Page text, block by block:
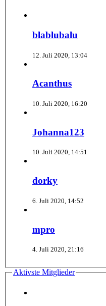
blablubalu
12. Juli 2020, 13:04
Acanthus
10. Juli 2020, 16:20
Johanna123
10. Juli 2020, 14:51
dorky
6. Juli 2020, 14:52
mpro
4. Juli 2020, 21:16
Aktivste Mitglieder